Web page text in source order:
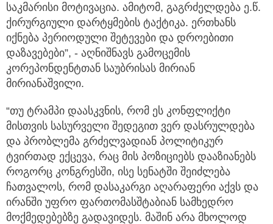
საკმარისი მოტივაცია. ამიტომ, გაგრძელდება ე.წ.
ქირურგიული დარტყმების ტაქტიკა. ერთხანს
იქნება პერიოდული შეტევები და დროებითი
დაზავებები”, - აღნიშნავს გამოცემის
კორეპონდენტთან საუბრისას მირიან
მირიანაშვილი.
“თუ ტრამპი დაასკვნის, რომ ეს კონფლიქტი
მისთვის სასურველი შედეგით ვერ დასრულდება
და პრობლემა გრძელვადიან პოლიტიკურ
ტვირთად ექცევა, რაც მის პოზიციებს დააზიანებს
როგორც კონგრესში, ისე სენატში შეიძლება
ჩათვალოს, რომ დასაკარგი აღარაფერი აქვს და
ირანში უფრო ფართომასშტაბიან სამხედრო
მოქმედებებზე გადავიდეს. მაშინ არა მხოლოდ